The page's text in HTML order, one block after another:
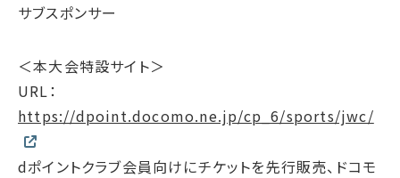
サブスポンサー
＜本大会特設サイト＞
URL：
https://dpoint.docomo.ne.jp/cp_6/sports/jwc/
dポイントクラブ会員向けにチケットを先行販売、ドコモ